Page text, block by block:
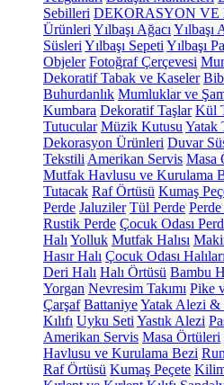
Sebilleri DEKORASYON VE
Ürünleri Yılbaşı Ağacı Yılbaşı
Süsleri Yılbaşı Sepeti Yılbaşı
Objeler Fotoğraf Çerçevesi
Dekoratif Tabak ve Kaseler
Buhurdanlık Mumluklar ve
Kumbara Dekoratif Taşlar Kül
Tutucular Müzik Kutusu Yatak
Dekorasyon Ürünleri Duvar
Tekstili Amerikan Servis Masa
Mutfak Havlusu ve Kurulama
Tutacak Raf Örtüsü Kumaş
Perde Jaluziler Tül Perde Perde
Rustik Perde Çocuk Odası
Halı Yolluk Mutfak Halısı
Hasır Halı Çocuk Odası Halıları
Deri Halı Halı Örtüsü Bambu
Yorgan Nevresim Takımı Pike
Çarşaf BattaniyeYatak Alezi &
Kılıfı Uyku Seti Yastık Alezi
Amerikan Servis Masa Örtüleri
Havlusu ve Kurulama Bezi
Raf Örtüsü Kumaş Peçete